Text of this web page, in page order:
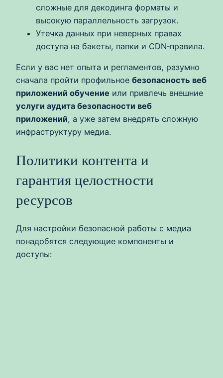
сложные для декодинга форматы и
высокую параллельность загрузок.
Утечка данных при неверных правах
доступа на бакеты, папки и CDN‑правила.
Если у вас нет опыта и регламентов, разумно
сначала пройти профильное безопасность веб
приложений обучение или привлечь внешние
услуги аудита безопасности веб
приложений, а уже затем внедрять сложную
инфраструктуру медиа.
Политики контента и
гарантия целостности
ресурсов
Для настройки безопасной работы с медиа
понадобятся следующие компоненты и
доступы: